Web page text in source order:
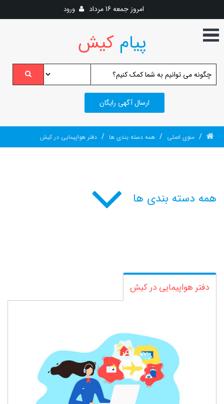
امروز جمعه 16 مرداد ورود
پیامکیش
ارسال آگهی رایگان
/ منوی اصلی / همه دسته بندی ها / دفتر هواپیمایی در کیش
همه دسته بندی ها
استخدام در کیش
فروشگاه در کیش
دفتر هواپیمایی در کیش
کافه و رستوران در کیش
دفتر هواپیمایی در کیش